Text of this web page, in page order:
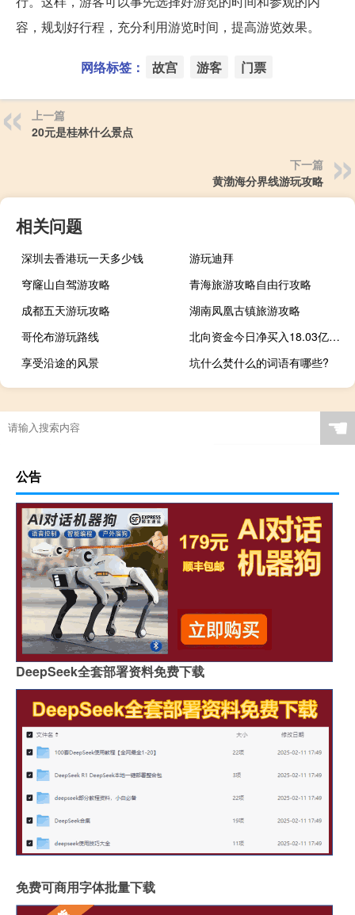
容，规划好行程，充分利用游览时间，提高游览效果。
网络标签： 故宫 游客 门票
上一篇
20元是桂林什么景点
下一篇
黄渤海分界线游玩攻略
相关问题
深圳去香港玩一天多少钱
游玩迪拜
穹窿山自驾游攻略
青海旅游攻略自由行攻略
成都五天游玩攻略
湖南凤凰古镇旅游攻略
哥伦布游玩路线
北向资金今日净买入18.03亿元隆基绿能、药明康德、昆仑万维分别获净买入9.2亿元、3.5亿元、2.56亿元宁德时代净卖出额居首金额为3.4亿元
享受沿途的风景
坑什么焚什么的词语有哪些?
☚
公告
DeepSeek全套部署资料免费下载
免费可商用字体批量下载